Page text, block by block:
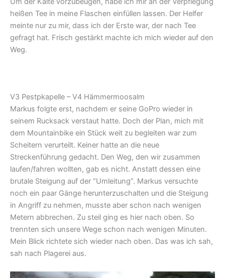
heißen Tee in meine Flaschen einfüllen lassen. Der Helfer
meinte nur zu mir, dass ich der Erste war, der nach Tee
gefragt hat. Frisch gestärkt machte ich mich wieder auf den
Weg.
V3 Pestpkapelle – V4 Hämmermoosalm
Markus folgte erst, nachdem er seine GoPro wieder in
seinem Rucksack verstaut hatte. Doch der Plan, mich mit
dem Mountainbike ein Stück weit zu begleiten war zum
Scheitern verurteilt. Keiner hatte an die neue
Streckenführung gedacht. Den Weg, den wir zusammen
laufen/fahren wollten, gab es nicht. Anstatt dessen eine
brutale Steigung auf der “Umleitung”. Markus versuchte
noch ein paar Gänge herunterzuschalten und die Steigung
in Angriff zu nehmen, musste aber schon nach wenigen
Metern abbrechen. Zu steil ging es hier nach oben. So
trennten sich unsere Wege schon nach wenigen Minuten.
Mein Blick richtete sich wieder nach oben. Das was ich sah,
sah nach Plagerei aus.